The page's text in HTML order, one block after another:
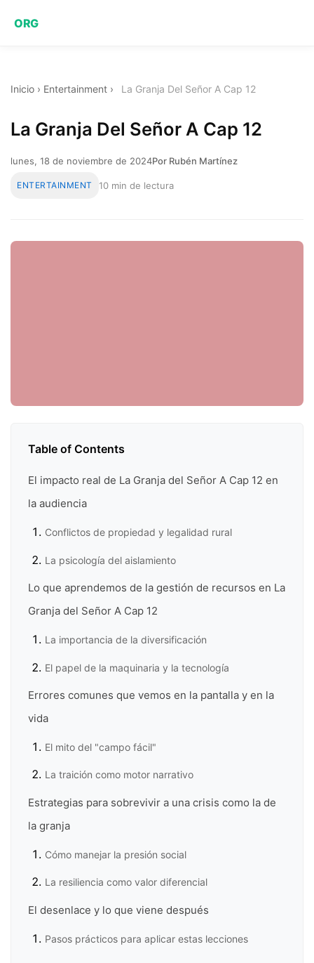
ORG
Inicio › Entertainment › La Granja Del Señor A Cap 12
La Granja Del Señor A Cap 12
lunes, 18 de noviembre de 2024Por Rubén Martínez
ENTERTAINMENT 10 min de lectura
Table of Contents
El impacto real de La Granja del Señor A Cap 12 en
la audiencia
Conflictos de propiedad y legalidad rural
La psicología del aislamiento
Lo que aprendemos de la gestión de recursos en La
Granja del Señor A Cap 12
La importancia de la diversificación
El papel de la maquinaria y la tecnología
Errores comunes que vemos en la pantalla y en la
vida
El mito del "campo fácil"
La traición como motor narrativo
Estrategias para sobrevivir a una crisis como la de
la granja
Cómo manejar la presión social
La resiliencia como valor diferencial
El desenlace y lo que viene después
Pasos prácticos para aplicar estas lecciones